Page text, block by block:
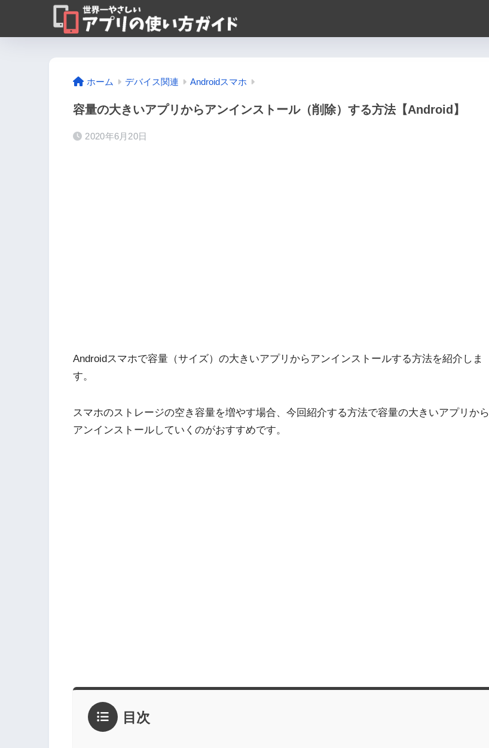
ホーム デバイス関連 Androidスマホ
容量の大きいアプリからアンインストール（削除）する方法【Android】
2020年6月20日
Androidスマホで容量（サイズ）の大きいアプリからアンインストールする方法を紹介しま
す。
スマホのストレージの空き容量を増やす場合、今回紹介する方法で容量の大きいアプリから
アンインストールしていくのがおすすめです。
目次